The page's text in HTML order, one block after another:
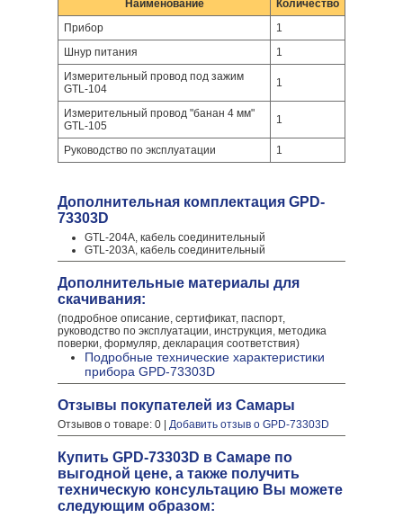
Наименование
Количество
Прибор
1
Шнур питания
1
Измерительный провод под зажим
GTL-104
1
Измерительный провод "банан 4 мм"
GTL-105
1
Руководство по эксплуатации 1
Дополнительная комплектация GPD-
73303D
GTL-204A, кабель соединительный
GTL-203A, кабель соединительный
Дополнительные материалы для
скачивания:
(подробное описание, сертификат, паспорт,
руководство по эксплуатации, инструкция, методика
поверки, формуляр, декларация соответствия)
Подробные технические характеристики
прибора GPD-73303D
Отзывы покупателей из Самары
Отзывов о товаре: 0 | Добавить отзыв о GPD-73303D
Купить GPD-73303D в Самаре по
выгодной цене, а также получить
техническую консультацию Вы можете
следующим образом: